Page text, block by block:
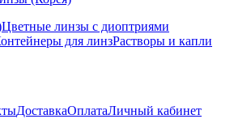
Цветные линзы с диоптриями
для линзРастворы и капли
ДоставкаОплатаЛичный кабинет